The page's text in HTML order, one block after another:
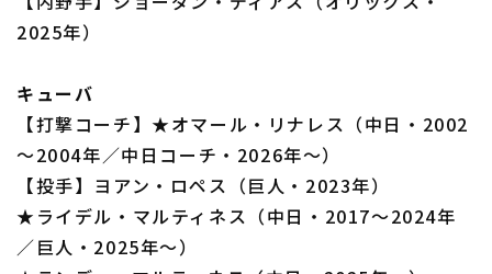
2025年）
キューバ
【打撃コーチ】★オマール・リナレス（中日・2002
～2004年／中日コーチ・2026年～）
【投手】ヨアン・ロペス（巨人・2023年）
★ライデル・マルティネス（中日・2017～2024年
／巨人・2025年～）